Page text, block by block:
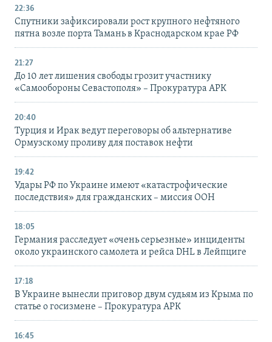
22:36
Спутники зафиксировали рост крупного нефтяного
пятна возле порта Тамань в Краснодарском крае РФ
21:27
До 10 лет лишения свободы грозит участнику
«Самообороны Севастополя» – Прокуратура АРК
20:40
Турция и Ирак ведут переговоры об альтернативе
Ормузскому проливу для поставок нефти
19:42
Удары РФ по Украине имеют «катастрофические
последствия» для гражданских – миссия ООН
18:05
Германия расследует «очень серьезные» инциденты
около украинского самолета и рейса DHL в Лейпциге
17:18
В Украине вынесли приговор двум судьям из Крыма по
статье о госизмене – Прокуратура АРК
16:45